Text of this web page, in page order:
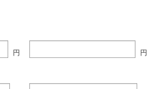
円 円